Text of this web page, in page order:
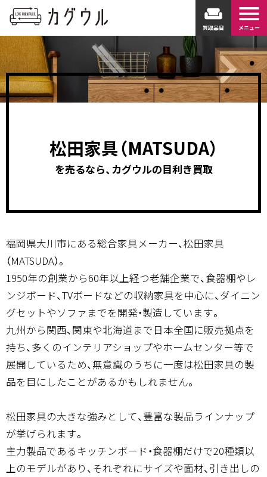
weekend
買取品目
menu
メニュー
松田家具（MATSUDA）
を売るなら、カグウルの目利き買取
福岡県大川市にある総合家具メーカー、松田家具
（MATSUDA）。
1950年の創業から60年以上経つ老舗企業で、食器棚やレ
ンジボード、TVボードなどの収納家具を中心に、ダイニン
グセットやソファまでを開発・製造しています。
九州から関西、関東や北海道まで日本全国に販売拠点を
持ち、多くのインテリアショップやホームセンター等で
展開しているため、無意識のうちに一度は松田家具の製
品を目にしたことがあるかもしれません。
松田家具の大きな強みとして、豊富な製品ラインナップ
が挙げられます。
主力製品であるキッチンボード・食器棚だけで20種類以
上のモデルがあり、それぞれにサイズや面材、引き出しの